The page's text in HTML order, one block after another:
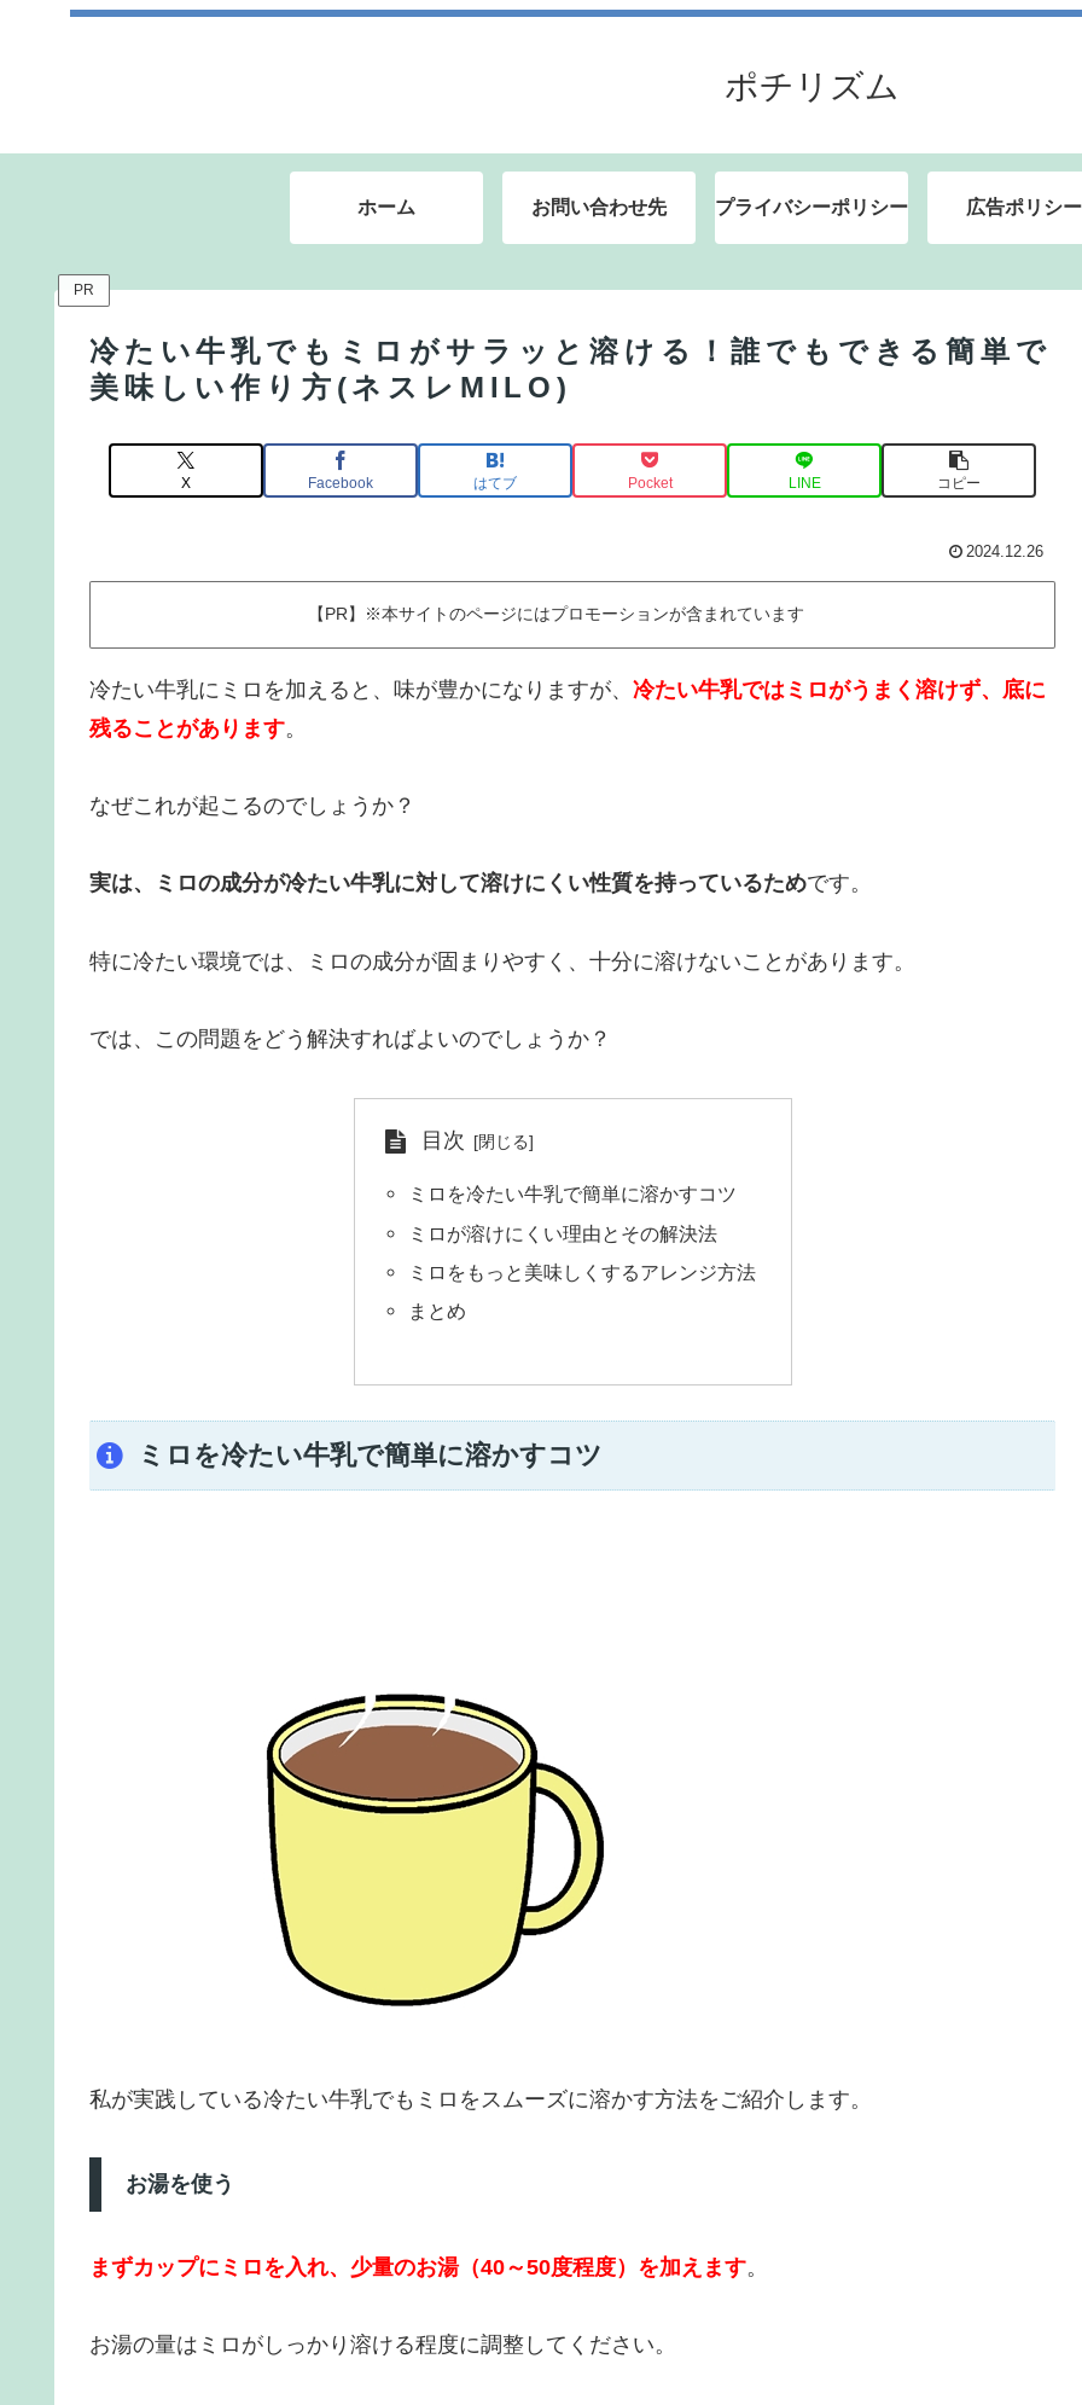
ポチリズム
ホーム お問い合わせ先 プライバシーポリシー 広告ポリシー
PR
冷たい牛乳でもミロがサラッと溶ける！誰でもできる簡単で
美味しい作り方(ネスレMILO)
X Facebook はてブ Pocket LINE コピー
2024.12.26
【PR】※本サイトのページにはプロモーションが含まれています
冷たい牛乳にミロを加えると、味が豊かになりますが、 冷たい牛乳ではミロがうまく溶けず、底に
残ることがあります。
なぜこれが起こるのでしょうか？
実は、ミロの成分が冷たい牛乳に対して溶けにくい性質を持っているためです。
特に冷たい環境では、ミロの成分が固まりやすく、十分に溶けないことがあります。
では、この問題をどう解決すればよいのでしょうか？
目次
ミロを冷たい牛乳で簡単に溶かすコツ
ミロが溶けにくい理由とその解決法
ミロをもっと美味しくするアレンジ方法
まとめ
ミロを冷たい牛乳で簡単に溶かすコツ
私が実践している冷たい牛乳でもミロをスムーズに溶かす方法をご紹介します。
お湯を使う
まずカップにミロを入れ、少量のお湯（40～50度程度）を加えます。
お湯の量はミロがしっかり溶ける程度に調整してください。